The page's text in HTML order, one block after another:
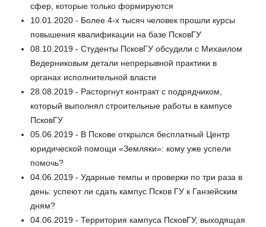
сфер, которые только формируются
10.01.2020 - Более 4-х тысяч человек прошли курсы
повышения квалификации на базе ПсковГУ
08.10.2019 - Студенты ПсковГУ обсудили с Михаилом
Ведерниковым детали непрерывной практики в
органах исполнительной власти
28.08.2019 - Расторгнут контракт с подрядчиком,
который выполнял строительные работы в кампусе
ПсковГУ
05.06.2019 - В Пскове открылся бесплатный Центр
юридической помощи «Земляки»: кому уже успели
помочь?
04.06.2019 - Ударные темпы и проверки по три раза в
день: успеют ли сдать кампус Псков ГУ к Ганзейским
дням?
04.06.2019 - Территория кампуса ПсковГУ, выходящая